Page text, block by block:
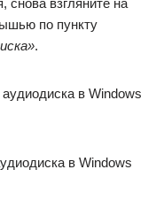
снова взгляните на
по пункту
.